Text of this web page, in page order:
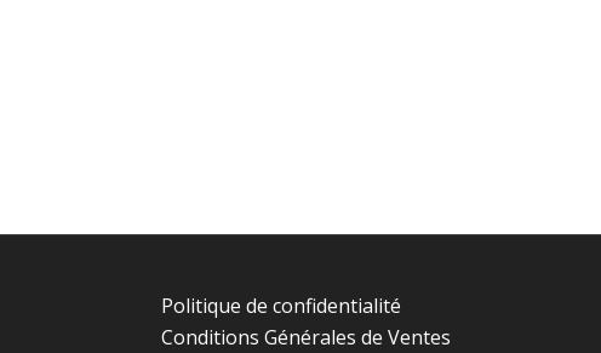
Politique de confidentialité
Conditions Générales de Ventes